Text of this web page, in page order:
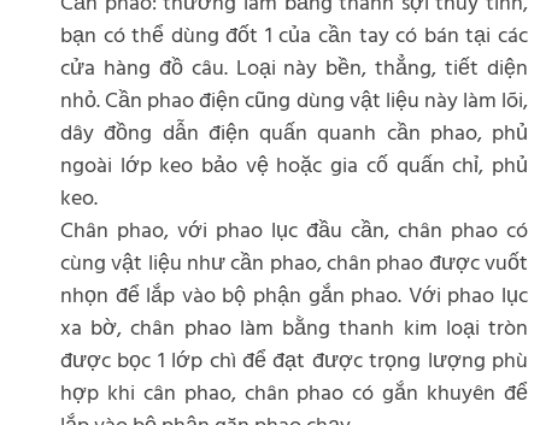
bạn có thể dùng đốt 1 của cần tay có bán tại các
cửa hàng đồ câu. Loại này bền, thẳng, tiết diện
nhỏ. Cần phao điện cũng dùng vật liệu này làm lõi,
dây đồng dẫn điện quấn quanh cần phao, phủ
ngoài lớp keo bảo vệ hoặc gia cố quấn chỉ, phủ
keo.
Chân phao, với phao lục đầu cần, chân phao có
cùng vật liệu như cần phao, chân phao được vuốt
nhọn để lắp vào bộ phận gắn phao. Với phao lục
xa bờ, chân phao làm bằng thanh kim loại tròn
được bọc 1 lớp chì để đạt được trọng lượng phù
hợp khi cân phao, chân phao có gắn khuyên để